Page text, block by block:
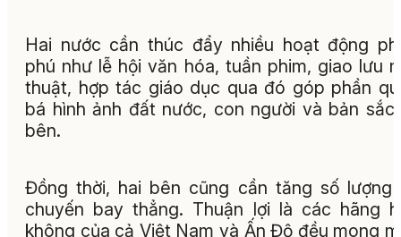
Hai nước cần thúc đẩy nhiều hoạt động
phú như lễ hội văn hóa, tuần phim, giao lưu
thuật, hợp tác giáo dục qua đó góp phần
bá hình ảnh đất nước, con người và bản sắc
bên.
Đồng thời, hai bên cũng cần tăng số lượng
chuyến bay thẳng. Thuận lợi là các hãng
không của cả Việt Nam và Ấn Độ đều mong